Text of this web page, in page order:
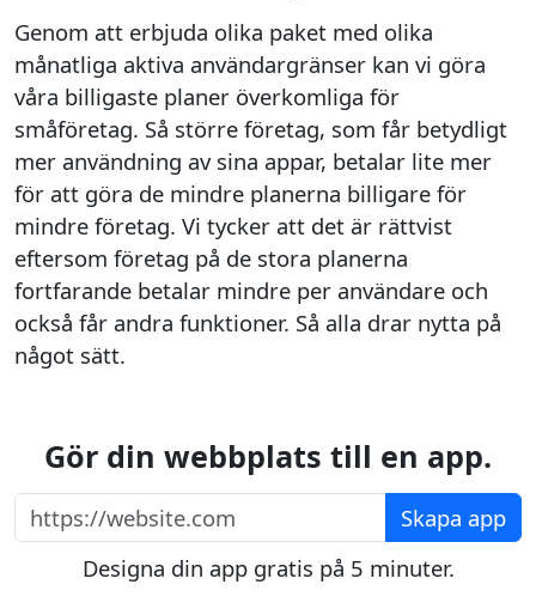
Genom att erbjuda olika paket med olika
månatliga aktiva användargränser kan vi göra
våra billigaste planer överkomliga för
småföretag. Så större företag, som får betydligt
mer användning av sina appar, betalar lite mer
för att göra de mindre planerna billigare för
mindre företag. Vi tycker att det är rättvist
eftersom företag på de stora planerna
fortfarande betalar mindre per användare och
också får andra funktioner. Så alla drar nytta på
något sätt.
Gör din webbplats till en app.
https://website.com
Skapa app
Designa din app gratis på 5 minuter.